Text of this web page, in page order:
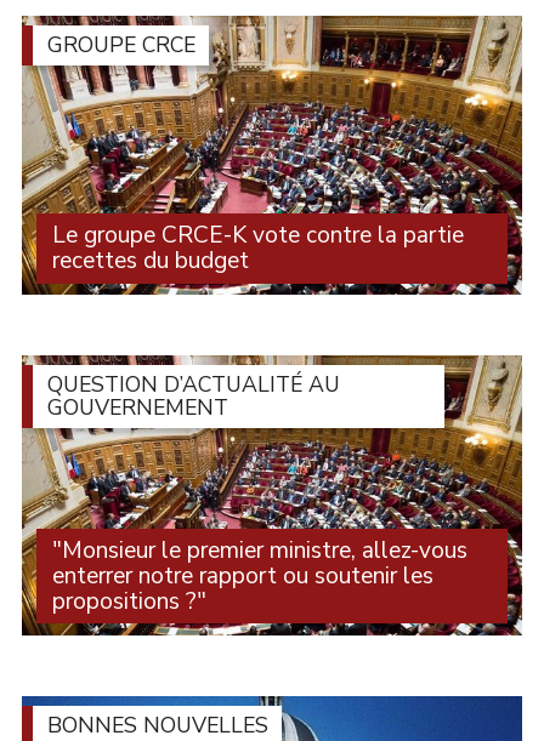
GROUPE CRCE
Le groupe CRCE-K vote contre la partie
recettes du budget
Poursuivant la ligne Attal–Barnier–Bayrou–Lecornu, la
QUESTION D’ACTUALITÉ AU
GOUVERNEMENT
"Monsieur le premier ministre, allez-vous
enterrer notre rapport ou soutenir les
propositions ?"
4 mois après le rapport de la commission d'enquête sur
BONNES NOUVELLES